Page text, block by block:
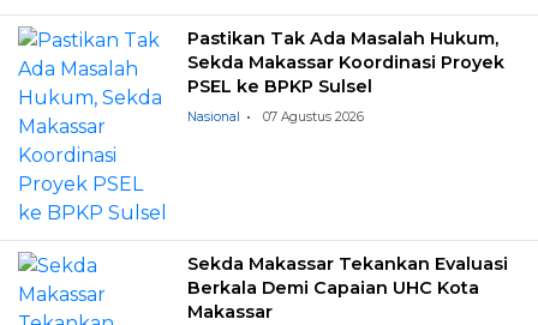
Pastikan Tak Ada Masalah Hukum,
Sekda Makassar Koordinasi Proyek
PSEL ke BPKP Sulsel
Nasional 07 Agustus 2026
Sekda Makassar Tekankan Evaluasi
Berkala Demi Capaian UHC Kota
Makassar